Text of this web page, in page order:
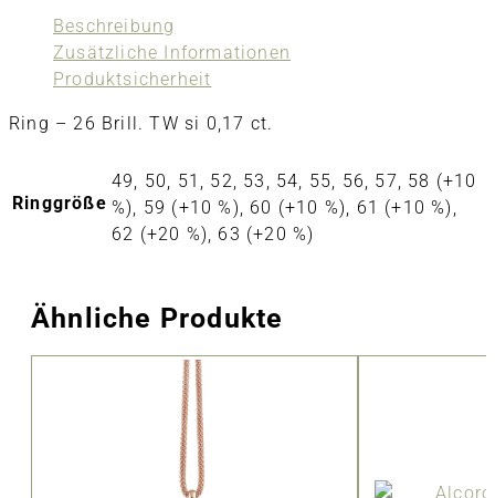
Beschreibung
Zusätzliche Informationen
Produktsicherheit
Ring – 26 Brill. TW si 0,17 ct.
Ringgröße
49, 50, 51, 52, 53, 54, 55, 56, 57, 58 (+10
%), 59 (+10 %), 60 (+10 %), 61 (+10 %),
62 (+20 %), 63 (+20 %)
Ähnliche Produkte